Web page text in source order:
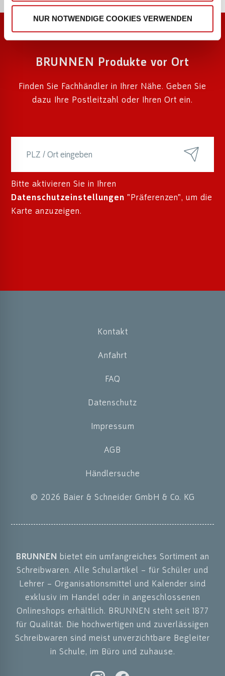
NUR NOTWENDIGE COOKIES VERWENDEN
BRUNNEN Produkte vor Ort
Finden Sie Fachhändler in Ihrer Nähe. Geben Sie
dazu Ihre Postleitzahl oder Ihren Ort ein.
Bitte aktivieren Sie in Ihren
Datenschutzeinstellungen "Präferenzen", um die
Karte anzuzeigen.
Kontakt
Anfahrt
FAQ
Datenschutz
Impressum
AGB
Händlersuche
© 2026 Baier & Schneider GmbH & Co. KG
BRUNNEN bietet ein umfangreiches Sortiment an
Schreibwaren. Alle Schulartikel – für Schüler und
Lehrer – Organisationsmittel und Kalender sind
exklusiv im Handel oder in angeschlossenen
Onlineshops erhältlich. BRUNNEN steht seit 1877
für Qualität. Die hochwertigen und zuverlässigen
Schreibwaren sind meist unverzichtbare Begleiter
in Schule, im Büro und zuhause.